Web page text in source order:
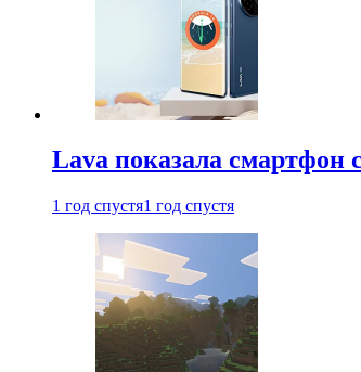
Lava показала смартфон
1 год спустя1 год спустя